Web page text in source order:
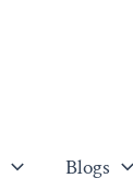
Blogs